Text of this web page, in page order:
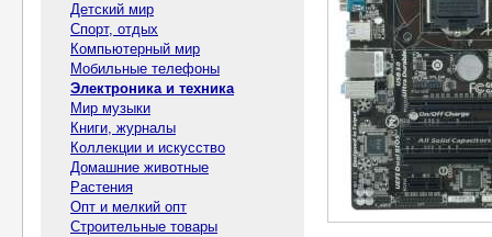
Детский мир
Спорт, отдых
Компьютерный мир
Мобильные телефоны
Электроника и техника
Мир музыки
Книги, журналы
Коллекции и искусство
Домашние животные
Растения
Опт и мелкий опт
Строительные товары